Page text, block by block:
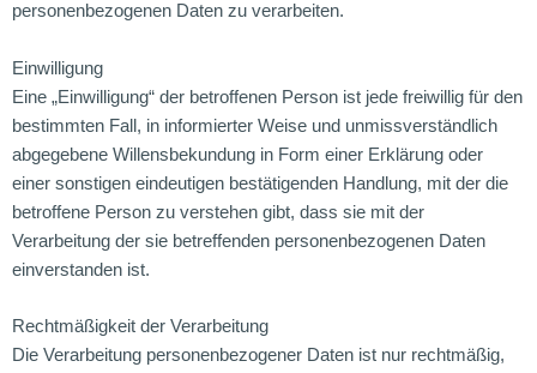
personenbezogenen Daten zu verarbeiten.
Einwilligung
Eine „Einwilligung“ der betroffenen Person ist jede freiwillig für den
bestimmten Fall, in informierter Weise und unmissverständlich
abgegebene Willensbekundung in Form einer Erklärung oder
einer sonstigen eindeutigen bestätigenden Handlung, mit der die
betroffene Person zu verstehen gibt, dass sie mit der
Verarbeitung der sie betreffenden personenbezogenen Daten
einverstanden ist.
Rechtmäßigkeit der Verarbeitung
Die Verarbeitung personenbezogener Daten ist nur rechtmäßig,